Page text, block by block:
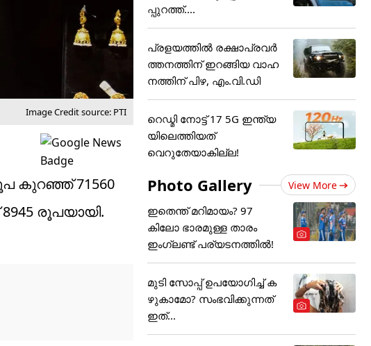
Image Credit source: PTI
കുറഞ്ഞ് 71560
രൂപയായി.
പ്പുറത്ത്....
പ്രളയത്തിൽ രക്ഷാപ്രവർ
ത്തനത്തിന് ഇറങ്ങിയ വാഹ
നത്തിന് പിഴ, എം.വി.ഡി
റെഡ്മി നോട്ട് 17 5G ഇന്ത്യ
യിലെത്തിയത്
വെറുതേയാകില്ല!
Photo Gallery View More
ഇതെന്ത് മറിമായം? 97
കിലോ ഭാരമുള്ള താരം
ഇംഗ്ലണ്ട് പര്യടനത്തില്‍!
മുടി സോപ്പ് ഉപയോഗിച്ച് ക
ഴുകാമോ? സംഭവിക്കുന്നത്
ഇത്...